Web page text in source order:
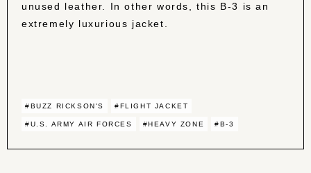
unused leather. In other words, this B-3 is an
extremely luxurious jacket.
#BUZZ RICKSON'S #FLIGHT JACKET
#U.S. ARMY AIR FORCES #HEAVY ZONE #B-3